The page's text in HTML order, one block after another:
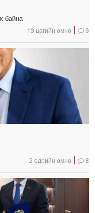
байна
13 цагийн өмнө 9
2 өдрийн өмнө 8